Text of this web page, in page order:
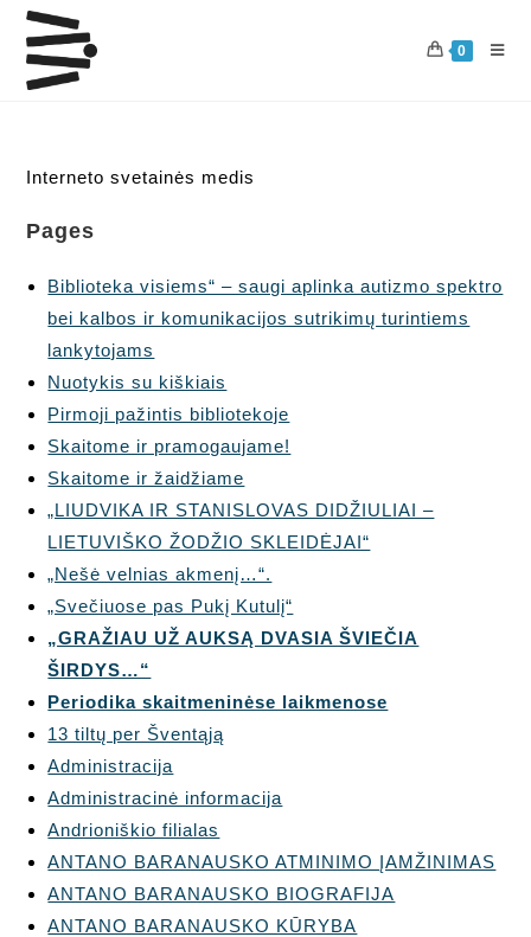
Skip
content
0
Interneto svetainės medis
Pages
Biblioteka visiems“ – saugi aplinka autizmo spektro
bei kalbos ir komunikacijos sutrikimų turintiems
lankytojams
Nuotykis su kiškiais
Pirmoji pažintis bibliotekoje
Skaitome ir pramogaujame!
Skaitome ir žaidžiame
„LIUDVIKA IR STANISLOVAS DIDŽIULIAI –
LIETUVIŠKO ŽODŽIO SKLEIDĖJAI“
„Nešė velnias akmenį…“.
„Svečiuose pas Pukį Kutulį“
„GRAŽIAU UŽ AUKSĄ DVASIA ŠVIEČIA
ŠIRDYS…“
Periodika skaitmeninėse laikmenose
13 tiltų per Šventąją
Administracija
Administracinė informacija
Andrioniškio filialas
ANTANO BARANAUSKO ATMINIMO ĮAMŽINIMAS
ANTANO BARANAUSKO BIOGRAFIJA
ANTANO BARANAUSKO KŪRYBA